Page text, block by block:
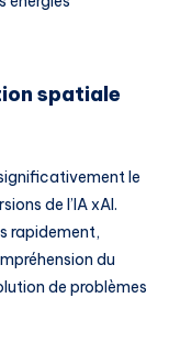
spatiale
le
de l’IA xAI.
rapidement,
du
de problèmes